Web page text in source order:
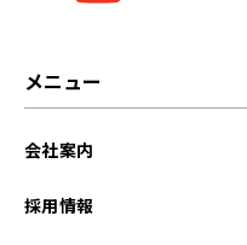
メニュー
会社案内
採用情報